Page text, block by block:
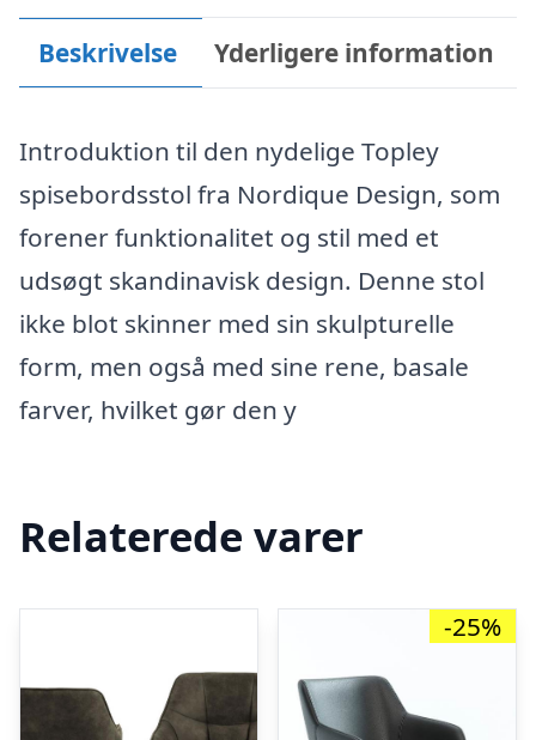
Beskrivelse Yderligere information
Introduktion til den nydelige Topley
spisebordsstol fra Nordique Design, som
forener funktionalitet og stil med et
udsøgt skandinavisk design. Denne stol
ikke blot skinner med sin skulpturelle
form, men også med sine rene, basale
farver, hvilket gør den y
Relaterede varer
-25%